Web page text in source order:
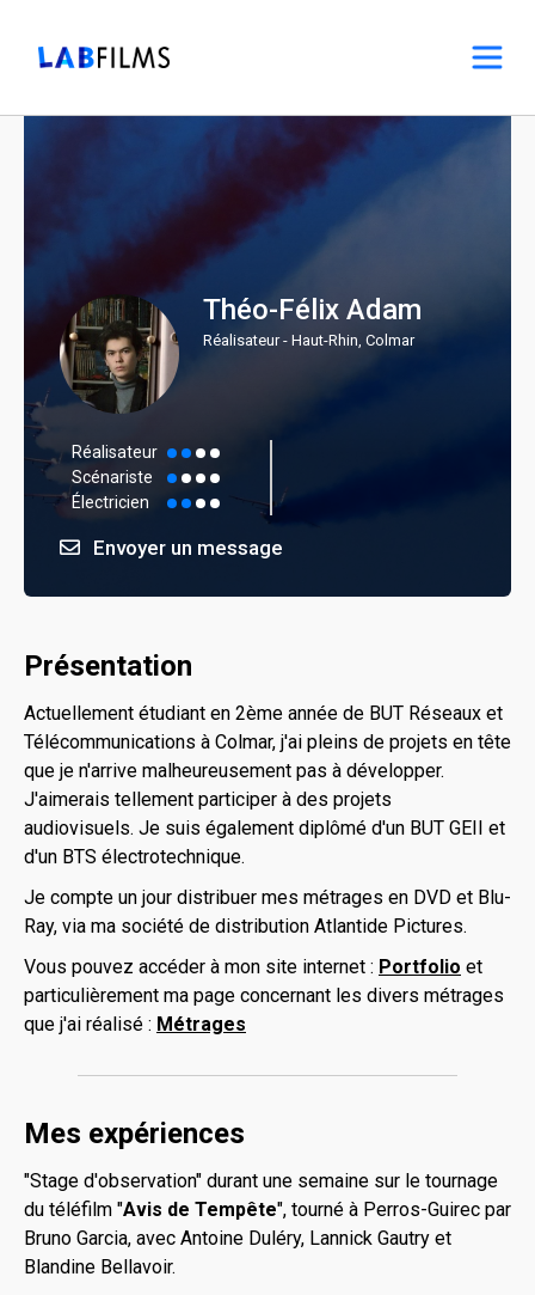
Théo-Félix Adam
Réalisateur - Haut-Rhin, Colmar
Réalisateur
Scénariste
Électricien
Envoyer un message
Présentation
Actuellement étudiant en 2ème année de BUT Réseaux et
Télécommunications à Colmar, j'ai pleins de projets en tête
que je n'arrive malheureusement pas à développer.
J'aimerais tellement participer à des projets
audiovisuels. Je suis également diplômé d'un BUT GEII et
d'un BTS électrotechnique.
Je compte un jour distribuer mes métrages en DVD et Blu-
Ray, via ma société de distribution Atlantide Pictures.
Vous pouvez accéder à mon site internet : Portfolio et
particulièrement ma page concernant les divers métrages
que j'ai réalisé : Métrages
Mes expériences
"Stage d'observation" durant une semaine sur le tournage
du téléfilm "Avis de Tempête", tourné à Perros-Guirec par
Bruno Garcia, avec Antoine Duléry, Lannick Gautry et
Blandine Bellavoir.